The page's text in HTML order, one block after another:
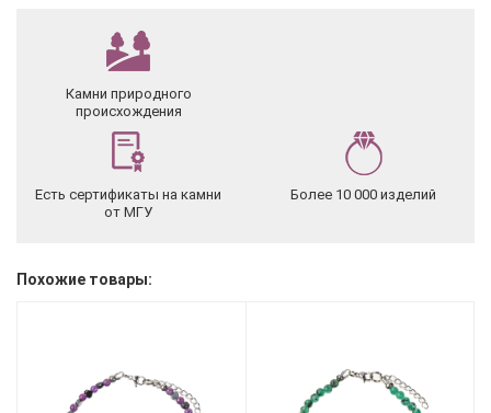
Камни природного
происхождения
Есть сертификаты на камни
от МГУ
Более 10 000 изделий
Похожие товары: